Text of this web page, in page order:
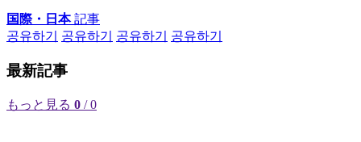
国際・日本記事
공유하기
공유하기 공유하기 공유하기
最新記事
もっと見る 0 / 0